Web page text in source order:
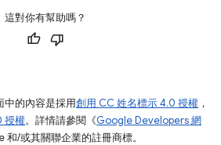
這對你有幫助嗎？
中的內容是採用創用 CC 姓名標示 4.0 授權 ，
授權。詳情請參閱《Google Developers 網
/或其關聯企業的註冊商標。